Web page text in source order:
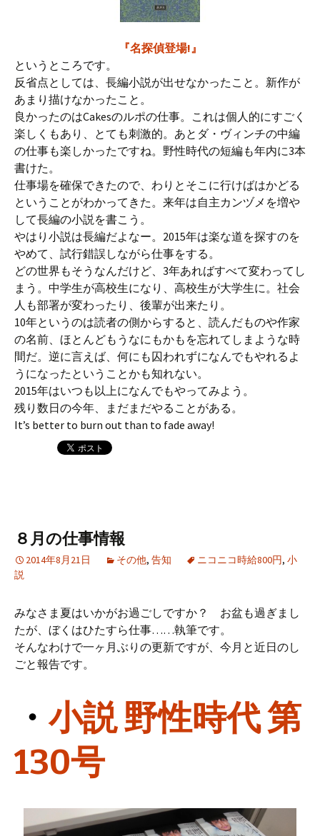
『名探偵登場!』
というところです。
反省点としては、長編小説が出せなかったこと。新作が
あまり描けなかったこと。
良かったのはCakesのルポの仕事。これは個人的にすごく
楽しくもあり、とても刺激的。あとダ・ヴィンチの中編
の仕事も楽しかったですね。野性時代の短編も年内に3本
書けた。
仕事場を確保できたので、わりとそこに行けばはかどる
ということがわかってきた。来年は自主カンヅメを増や
して長編の小説を書こう。
やはり小説は長編だよなー。2015年は楽な道を探すのを
やめて、試行錯誤しながら仕事をする。
どの世界もそうなんだけど、3年あればすべて変わってし
まう。中学生が高校生になり、高校生が大学生に。社会
人も部署が変わったり、後輩が出来たり。
10年というのは読者の側からすると、読んだものや作家
の名前、ほとんどもうなにもかもを忘れてしまような時
間だ。逆に言えば、何にも囚われずになんでもやれるよ
うになったということかも知れない。
2015年はいつも以上になんでもやってみよう。
残り数日の今年、まだまだやることがある。
It’s better to burn out than to fade away!
８月の仕事情報
2014年8月21日 その他, 告知 ニコニコ時給800円, 小
説
みなさま夏はいかがお過ごしですか？ お盆も過ぎまし
たが、ぼくはひたすら仕事……執筆です。
そんなわけで一ヶ月ぶりの更新ですが、今月と近日のし
ごと報告です。
・小説 野性時代 第
130号